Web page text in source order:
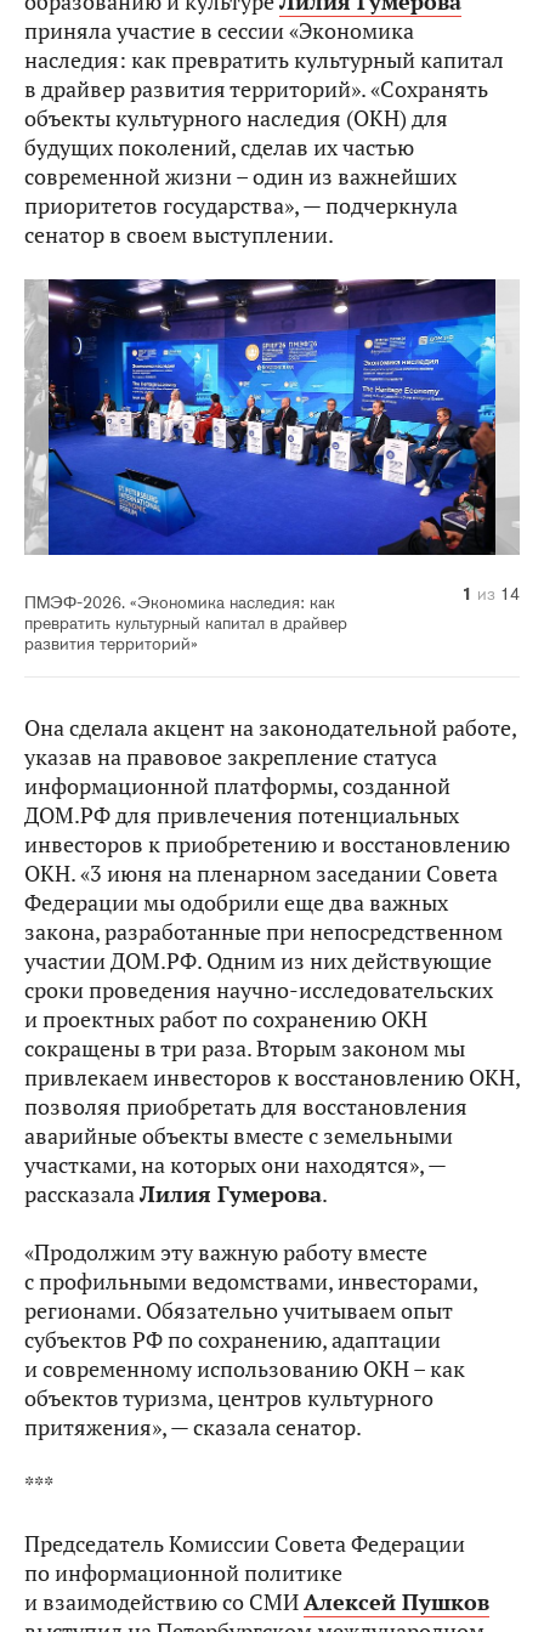
приняла участие в сессии «Экономика
наследия: как превратить культурный капитал
в драйвер развития территорий». «Сохранять
объекты культурного наследия (ОКН) для
будущих поколений, сделав их частью
современной жизни – один из важнейших
приоритетов государства», — подчеркнула
сенатор в своем выступлении.
ПМЭФ-2026. «Экономика наследия: как
превратить культурный капитал в драйвер
развития территорий»
1 из 14
2 из 14
3 из 14
4 из 14
5 из 14
6 из 14
7 из 14
8 из 14
9 из 14
10 из 14
11 из 14
12 из 14
13 из 14
14 из 14
Она сделала акцент на законодательной работе,
указав на правовое закрепление статуса
информационной платформы, созданной
ДОМ.РФ для привлечения потенциальных
инвесторов к приобретению и восстановлению
ОКН. «3 июня на пленарном заседании Совета
Федерации мы одобрили еще два важных
закона, разработанные при непосредственном
участии ДОМ.РФ. Одним из них действующие
сроки проведения научно-исследовательских
и проектных работ по сохранению ОКН
сокращены в три раза. Вторым законом мы
привлекаем инвесторов к восстановлению ОКН,
позволяя приобретать для восстановления
аварийные объекты вместе с земельными
участками, на которых они находятся», —
рассказалаЛилия Гумерова.
«Продолжим эту важную работу вместе
с профильными ведомствами, инвесторами,
регионами. Обязательно учитываем опыт
субъектов РФ по сохранению, адаптации
и современному использованию ОКН – как
объектов туризма, центров культурного
притяжения», — сказала сенатор.
***
Председатель Комиссии Совета Федерации
по информационной политике
и взаимодействию со СМИАлексей Пушков